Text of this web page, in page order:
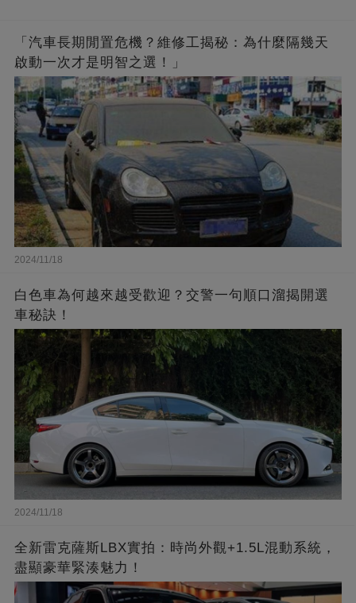
「汽車長期閒置危機？維修工揭秘：為什麼隔幾天
啟動一次才是明智之選！」
2024/11/18
白色車為何越來越受歡迎？交警一句順口溜揭開選
車秘訣！
2024/11/18
全新雷克薩斯LBX實拍：時尚外觀+1.5L混動系統，
盡顯豪華緊湊魅力！